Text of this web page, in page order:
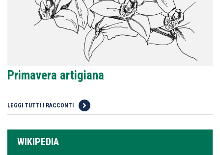
Primavera artigiana
LEGGI TUTTI I RACCONTI
WIKIPEDIA